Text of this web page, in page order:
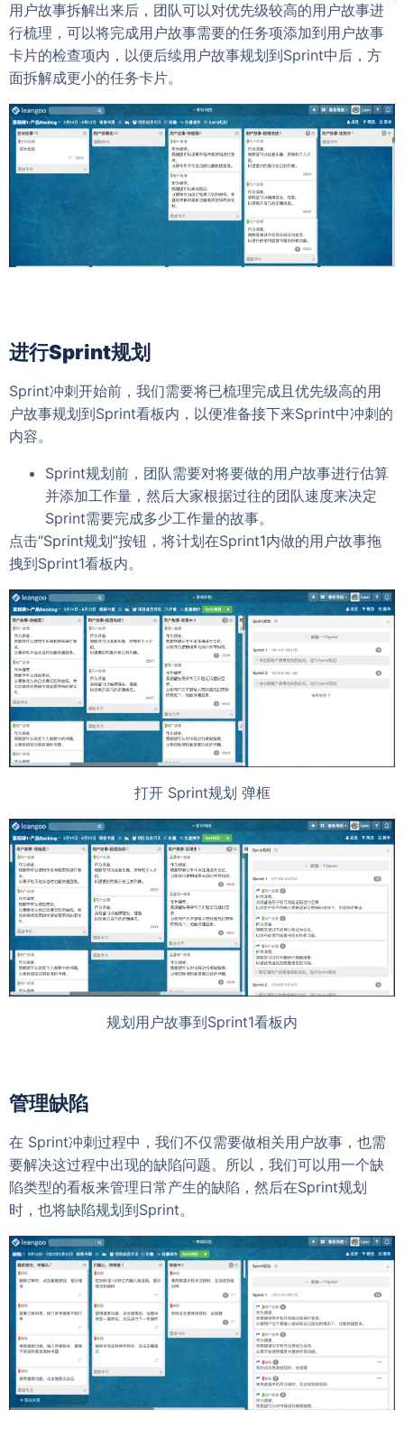
用户故事拆解出来后，团队可以对优先级较高的用户故事进
行梳理，可以将完成用户故事需要的任务项添加到用户故事
卡片的检查项内，以便后续用户故事规划到Sprint中后，方
面拆解成更小的任务卡片。
进行Sprint规划
Sprint冲刺开始前，我们需要将已梳理完成且优先级高的用
户故事规划到Sprint看板内，以便准备接下来Sprint中冲刺的
内容。
Sprint规划前，团队需要对将要做的用户故事进行估算
并添加工作量，然后大家根据过往的团队速度来决定
Sprint需要完成多少工作量的故事。
点击“Sprint规划”按钮，将计划在Sprint1内做的用户故事拖
拽到Sprint1看板内。
打开 Sprint规划 弹框
规划用户故事到Sprint1看板内
管理缺陷
在 Sprint冲刺过程中，我们不仅需要做相关用户故事，也需
要解决这过程中出现的缺陷问题。所以，我们可以用一个缺
陷类型的看板来管理日常产生的缺陷，然后在Sprint规划
时，也将缺陷规划到Sprint。